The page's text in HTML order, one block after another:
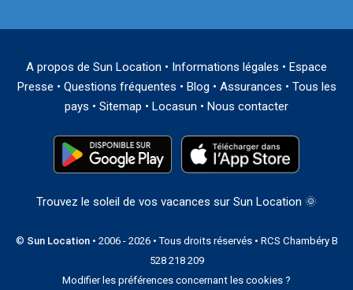
A propos de Sun Location • Informations légales • Espace
Presse • Questions fréquentes • Blog • Assurances • Tous les
pays • Sitemap • Locasun • Nous contacter
Trouvez le soleil de vos vacances sur Sun Location 🌞
© Sun Location• 2006 - 2026 • Tous droits réservés • RCS Chambéry B
528 218 209
Modifier les préférences concernant les cookies ?